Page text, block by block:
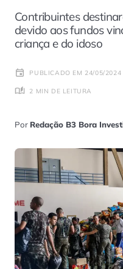
Contribuintes
devido aos fundos
criança e do idoso
PUBLICADO EM 24/05/2024
2 MIN DE LEITURA
Por Redação B3 Bora